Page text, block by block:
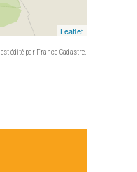
est édité par France Cadastre.